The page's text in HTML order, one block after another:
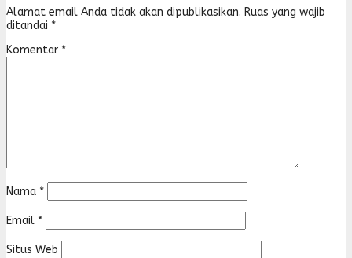
Alamat email Anda tidak akan dipublikasikan. Ruas yang wajib
ditandai *
Komentar *
Nama *
Email *
Situs Web